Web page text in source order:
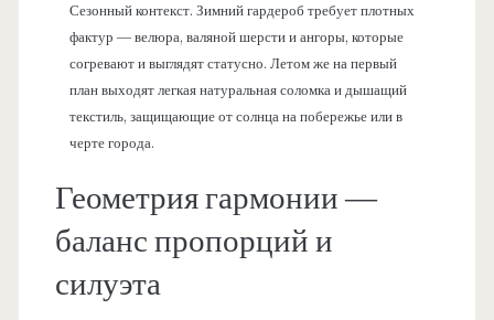
Сезонный контекст. Зимний гардероб требует плотных
фактур — велюра, валяной шерсти и ангоры, которые
согревают и выглядят статусно. Летом же на первый
план выходят легкая натуральная соломка и дышащий
текстиль, защищающие от солнца на побережье или в
черте города.
Геометрия гармонии —
баланс пропорций и
силуэта